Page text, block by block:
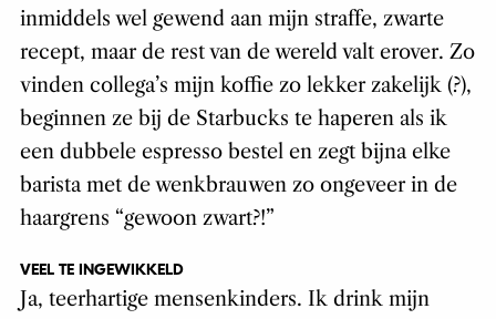
inmiddels wel gewend aan mijn straffe, zwarte
recept, maar de rest van de wereld valt erover. Zo
vinden collega’s mijn koffie zo lekker zakelijk (?),
beginnen ze bij de Starbucks te haperen als ik
een dubbele espresso bestel en zegt bijna elke
barista met de wenkbrauwen zo ongeveer in de
haargrens “gewoon zwart?!”
VEEL TE INGEWIKKELD
Ja, teerhartige mensenkinders. Ik drink mijn